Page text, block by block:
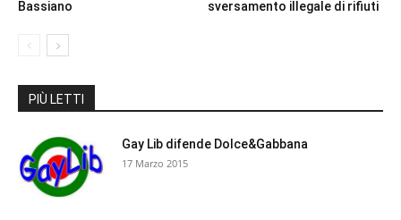
Bassiano sversamento illegale di rifiuti
PIÙ LETTI
Gay Lib difende Dolce&Gabbana
17 Marzo 2015